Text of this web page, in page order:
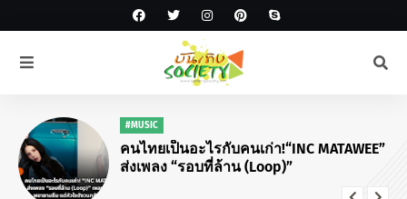
#MUSIC
คนไทยเป็นอะไรกับคนเก่า!“INC MATAWEE”
ส่งเพลง “รอบที่ล้าน (Loop)”